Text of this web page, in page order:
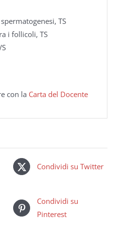
TS
i follicoli, TS
con la Carta del Docente
Condividi su Twitter
Condividi su
Pinterest